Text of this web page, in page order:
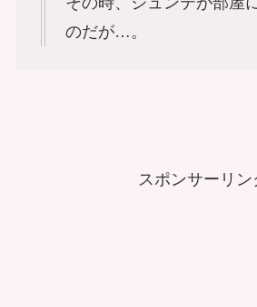
のだが…。
スポンサーリン